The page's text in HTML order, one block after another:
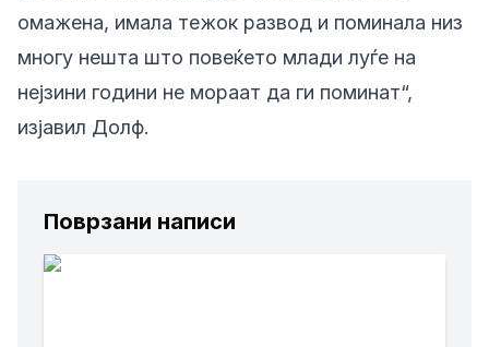
омажена, имала тежок развод и поминала низ
многу нешта што повеќето млади луѓе на
нејзини години не мораат да ги поминат“,
изјавил Долф.
Поврзани написи